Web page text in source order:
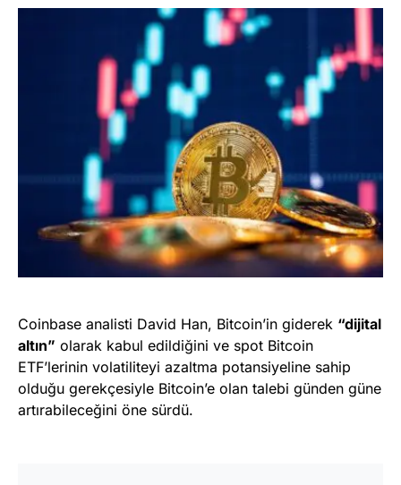
Coinbase analisti David Han, Bitcoin’in giderek “dijital
altın” olarak kabul edildiğini ve spot Bitcoin
ETF’lerinin volatiliteyi azaltma potansiyeline sahip
olduğu gerekçesiyle Bitcoin’e olan talebi günden güne
artırabileceğini öne sürdü.